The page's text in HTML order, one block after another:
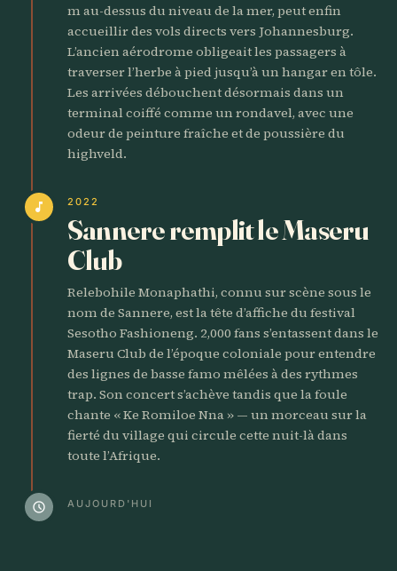
m au-dessus du niveau de la mer, peut enfin
accueillir des vols directs vers Johannesburg.
L’ancien aérodrome obligeait les passagers à
traverser l’herbe à pied jusqu’à un hangar en tôle.
Les arrivées débouchent désormais dans un
terminal coiffé comme un rondavel, avec une
odeur de peinture fraîche et de poussière du
highveld.
music_note 2022
Sannere remplit le Maseru
Club
Relebohile Monaphathi, connu sur scène sous le
nom de Sannere, est la tête d’affiche du festival
Sesotho Fashioneng. 2,000 fans s’entassent dans le
Maseru Club de l’époque coloniale pour entendre
des lignes de basse famo mêlées à des rythmes
trap. Son concert s’achève tandis que la foule
chante « Ke Romiloe Nna » — un morceau sur la
fierté du village qui circule cette nuit-là dans
toute l’Afrique.
schedule AUJOURD'HUI